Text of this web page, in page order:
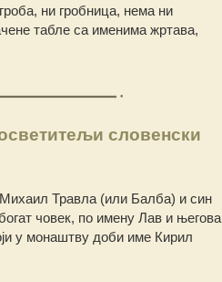
ни гробница, нема ни
табле са именима жртава,
словенски
Травла (или Балба) и син
човек, по имену Лав и његова
у монаштву доби име Кирил